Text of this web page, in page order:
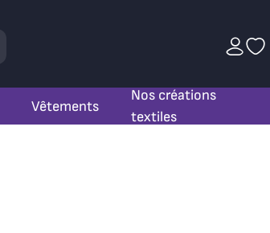
Vêtements
Nos créations
textiles